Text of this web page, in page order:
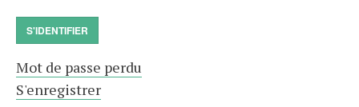
S'IDENTIFIER
Mot de passe perdu
S'enregistrer